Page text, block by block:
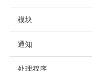
模块
通知
处理程序